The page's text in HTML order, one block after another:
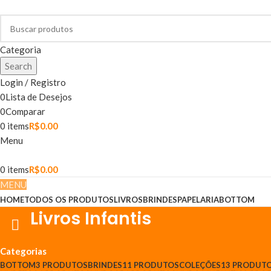
Categoria
Search
Login / Registro
0Lista de Desejos
0Comparar
0 itemsR$0.00
Menu
0 itemsR$0.00
MENU
HOMETODOS OS PRODUTOSLIVROSBRINDESPAPELARIABOTTOM
Livros Infantis
Categorias
BOTTOM3 PRODUTOSBRINDES11 PRODUTOSCOLEÇÕES13